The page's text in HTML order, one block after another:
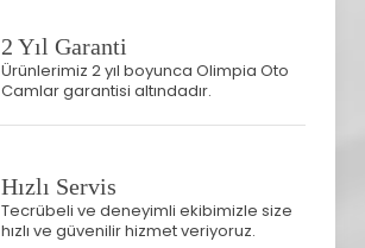
2 Yıl Garanti
Ürünlerimiz 2 yıl boyunca Olimpia Oto
Camlar garantisi altındadır.
Hızlı Servis
Tecrübeli ve deneyimli ekibimizle size
hızlı ve güvenilir hizmet veriyoruz.